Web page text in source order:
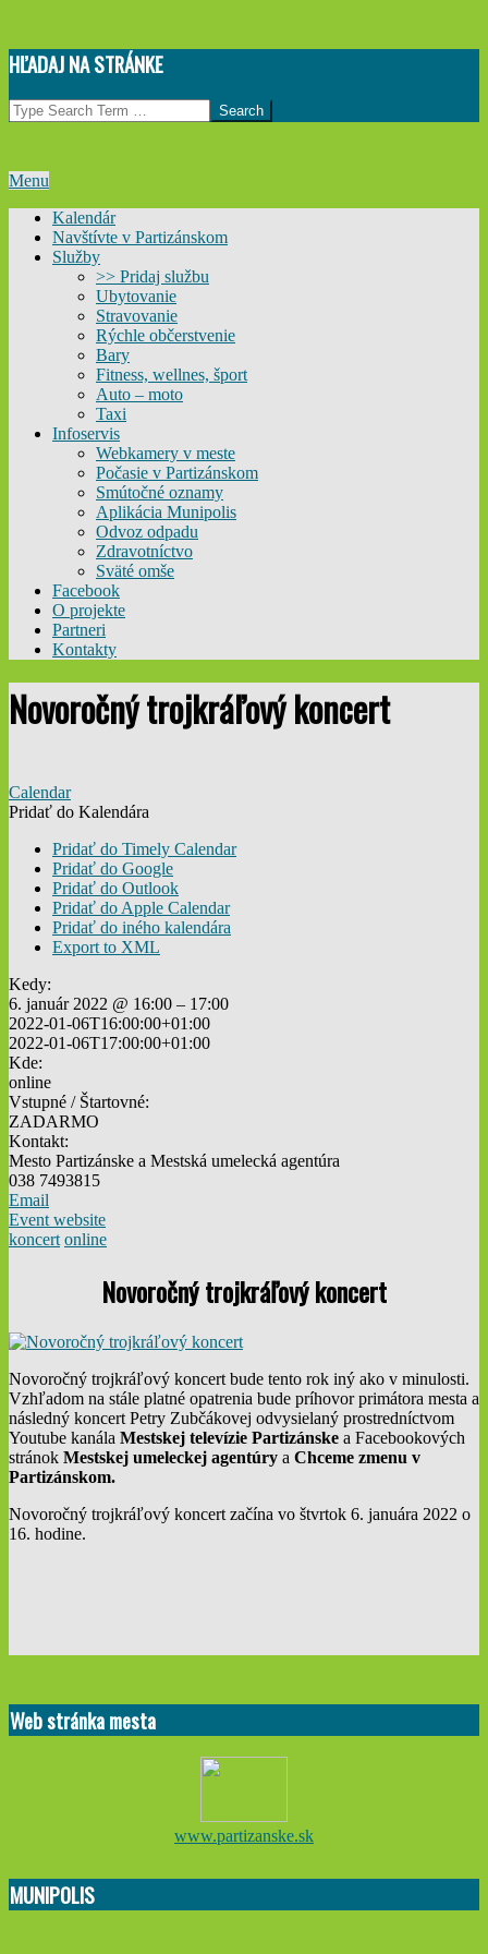
Skip
to
content
HĽADAJ NA STRÁNKE
Search
Primary
Menu
Menu
Kalendár
Navštívte v Partizánskom
Služby
>> Pridaj službu
Ubytovanie
Stravovanie
Rýchle občerstvenie
Bary
Fitness, wellnes, šport
Auto – moto
Taxi
Infoservis
Webkamery v meste
Počasie v Partizánskom
Smútočné oznamy
Aplikácia Munipolis
Odvoz odpadu
Zdravotníctvo
Sväté omše
Facebook
O projekte
Partneri
Kontakty
Novoročný trojkráľový koncert
Calendar
Pridať do Kalendára
Pridať do Timely Calendar
Pridať do Google
Pridať do Outlook
Pridať do Apple Calendar
Pridať do iného kalendára
Export to XML
Kedy:
6. január 2022 @ 16:00 – 17:00
2022-01-06T16:00:00+01:00
2022-01-06T17:00:00+01:00
Kde:
online
Vstupné / Štartovné:
ZADARMO
Kontakt:
Mesto Partizánske a Mestská umelecká agentúra
038 7493815
Email
Event website
koncert online
Novoročný trojkráľový koncert
Novoročný trojkráľový koncert bude tento rok iný ako v minulosti.
Vzhľadom na stále platné opatrenia bude príhovor primátora mesta a
následný koncert Petry Zubčákovej odvysielaný prostredníctvom
Youtube kanála Mestskej televízie Partizánske a Facebookových
stránok Mestskej umeleckej agentúry a Chceme zmenu v
Partizánskom.
Novoročný trojkráľový koncert začína vo štvrtok 6. januára 2022 o
16. hodine.
01-
04
Web stránka mesta
www.partizanske.sk
MUNIPOLIS